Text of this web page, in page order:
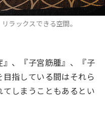
ラックスできる空間。
、『子宮筋腫』、『子
指している間はそれら
しまうこともあるとい